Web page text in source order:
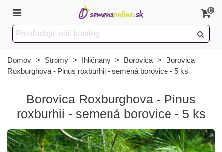
0
Domov > Stromy > Ihličnany > Borovica >
Borovica
Roxburghova - Pinus roxburhii - semená borovice - 5 ks
Borovica Roxburghova - Pinus
roxburhii - semená borovice - 5 ks